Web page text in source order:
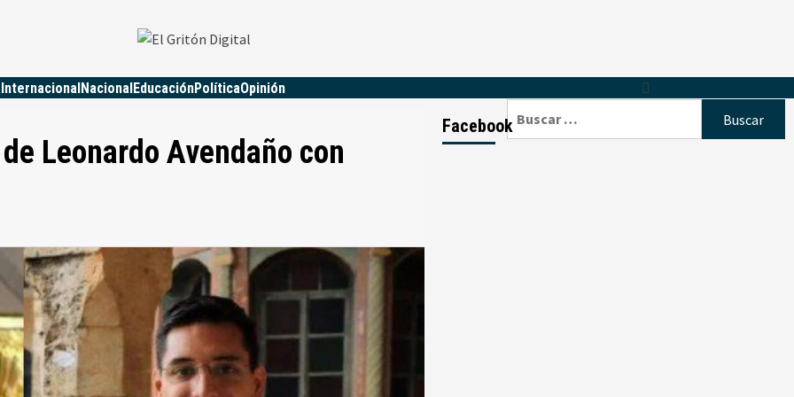
InternacionalNacionalEducaciónPolíticaOpinión
Leonardo Avendaño con
Facebook